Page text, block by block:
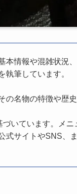
情報や混雑状況
執筆しています。
名物の特徴や歴
いています。メ
式サイトやSNS、